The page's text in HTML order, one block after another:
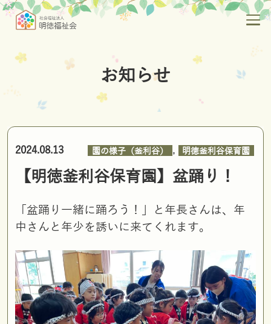
お知らせ
2024.08.13 園の様子（釜利谷） , 明徳釜利谷保育園
【明徳釜利谷保育園】盆踊り！
「盆踊り一緒に踊ろう！」と年長さんは、年
中さんと年少を誘いに来てくれます。